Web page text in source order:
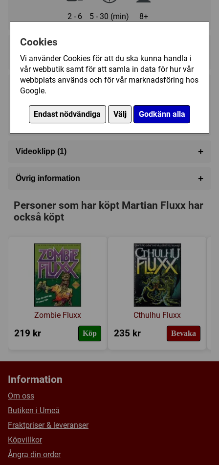
Cookies
Vi använder Cookies för att du ska kunna handla i
vår webbutik samt för att samla in data för hur vår
webbplats används och för vår marknadsföring hos
Google.
Endast nödvändiga Välj Godkänn alla
2 - 6 5 - 30 (min) 8+
★★★★★★★★★★
★★★★★★★★★★
195 kr
Tillfälligt slut
Videoklipp (1) +
Övrig information +
Serie: Fluxx
Science Fiction
Tillverkare: Looney labs
Länkar: Regler,Tillverkarens hemsida,
BoardGameGeek
Försälj. rank:4210/18139
Personer som har köpt Martian Fluxx har
också köpt
Zombie Fluxx
219 kr Köp
Cthulhu Fluxx
235 kr Bevaka
Information
Om oss
Butiken i Umeå
Fraktpriser & leveranser
Köpvillkor
Ångra din order